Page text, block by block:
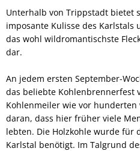
Unterhalb von Trippstadt bietet
imposante Kulisse des
das wohl wildromantischste
dar.
An jedem ersten September-
das beliebte Kohlenbrennerfest
Kohlenmeiler wie vor
daran, dass hier früher viele
lebten. Die Holzkohle wurde für
Karlstal benötigt. Im Talgrund